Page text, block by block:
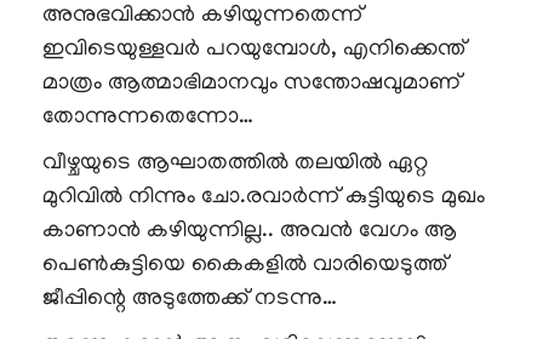
അനുഭവിക്കാൻ കഴിയുന്നതെന്ന്
ഇവിടെയുള്ളവർ പറയുമ്പോൾ, എനിക്കെന്ത്
മാത്രം ആത്മാഭിമാനവും സന്തോഷവുമാണ്
തോന്നുന്നതെന്നോ…
വീഴ്ചയുടെ ആഘാതത്തിൽ തലയിൽ ഏറ്റ
മുറിവിൽ നിന്നും ചോ.രവാർന്ന് കുട്ടിയുടെ മുഖം
കാണാൻ കഴിയുന്നില്ല.. അവൻ വേഗം ആ
പെൺകുട്ടിയെ കൈകളിൽ വാരിയെടുത്ത്
ജീപ്പിന്റെ അടുത്തേക്ക് നടന്നു…